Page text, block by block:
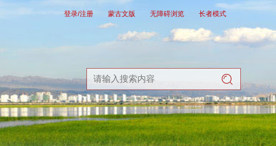
登录/注册 蒙古文版 无障碍浏览 长者模式